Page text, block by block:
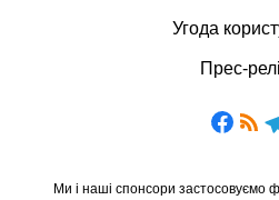
Угода
Прес-
Ми і наші спонсори застосовуємо